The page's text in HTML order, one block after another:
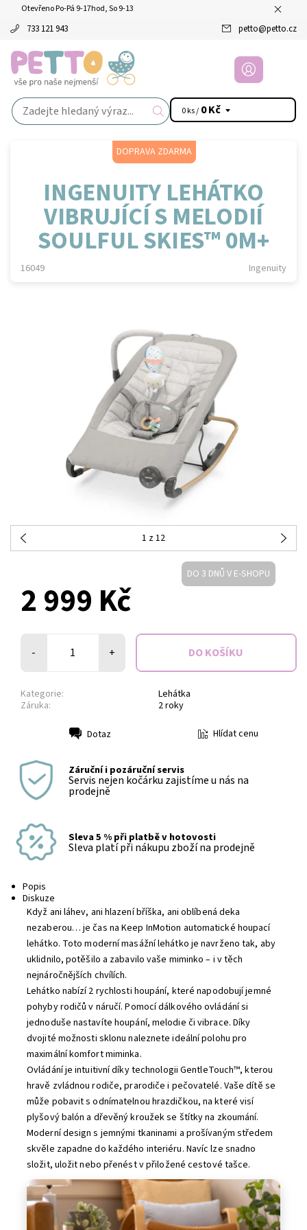
Otevřeno Po-Pá 9-17hod, So 9-13
733 121 943 petto@petto.cz
0 ks / 0 Kč
DOPRAVA ZDARMA
INGENUITY LEHÁTKO
VIBRUJÍCÍ S MELODIÍ
SOULFUL SKIES™ 0M+
16049 Ingenuity
1 z 12
DO 3 DNŮ V E-SHOPU
2 999 Kč
- +
Kategorie:
Lehátka
Záruka:
2 roky
Dotaz Hlídat cenu
Záruční i pozáruční servis
Servis nejen kočárku zajistíme u nás na
prodejně
Sleva 5 % při platbě v hotovosti
Sleva platí při nákupu zboží na prodejně
Popis
Diskuze
Když ani láhev, ani hlazení bříška, ani oblíbená deka
nezaberou… je čas na Keep InMotion automatické houpací
lehátko. Toto moderní masážní lehátko je navrženo tak, aby
uklidnilo, potěšilo a zabavilo vaše miminko – i v těch
nejnáročnějších chvílích.
Lehátko nabízí 2 rychlosti houpání, které napodobují jemné
pohyby rodičů v náručí. Pomocí dálkového ovládání si
jednoduše nastavíte houpání, melodie či vibrace. Díky
dvojité možnosti sklonu naleznete ideální polohu pro
maximální komfort miminka.
Ovládání je intuitivní díky technologii GentleTouch™, kterou
hravě zvládnou rodiče, prarodiče i pečovatelé. Vaše dítě se
může pobavit s odnímatelnou hrazdičkou, na které visí
plyšový balón a dřevěný kroužek se štítky na zkoumání.
Moderní design s jemnými tkaninami a prošívaným středem
skvěle zapadne do každého interiéru. Navíc lze snadno
složit, uložit nebo přenést v přiložené cestové tašce.